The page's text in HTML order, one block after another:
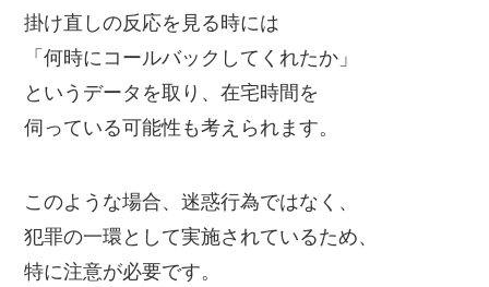
掛け直しの反応を見る時には
「何時にコールバックしてくれたか」
というデータを取り、在宅時間を
伺っている可能性も考えられます。
このような場合、迷惑行為ではなく、
犯罪の一環として実施されているため、
特に注意が必要です。